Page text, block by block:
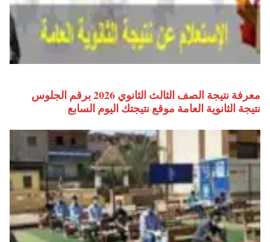
معرفة نتيجة الصف الثالث الثانوي 2026 برقم الجلوس
نتيجة الثانوية العامة موقع نتيجتك اليوم السابع